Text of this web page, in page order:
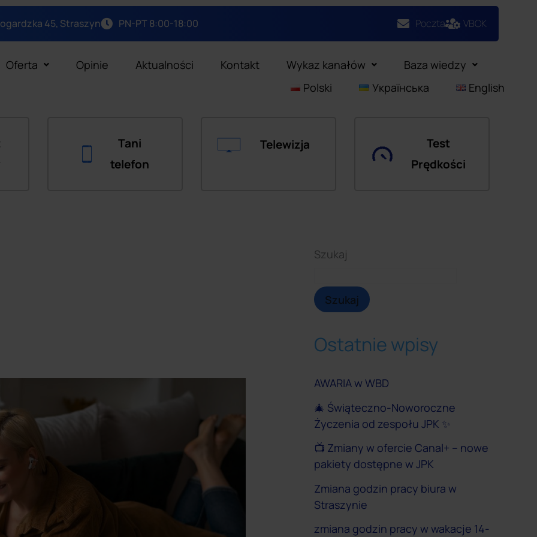
45, Straszyn PN-PT 8:00-18:00 Poczta VBOK
Oferta Opinie Aktualności Kontakt Wykaz kanałów
Baza wiedzy
Polski
Українська English
Tani
telefon
Telewizja
Test
Prędkości
Szukaj
Szukaj
Ostatnie wpisy
AWARIA w WBD
🎄 Świąteczno-Noworoczne
Życzenia od zespołu JPK ✨
📺 Zmiany w ofercie Canal+ – nowe
pakiety dostępne w JPK
Zmiana godzin pracy biura w
Straszynie
zmiana godzin pracy w wakacje 14-